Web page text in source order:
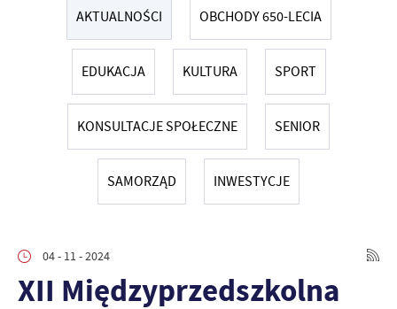
AKTUALNOŚCI OBCHODY 650-LECIA
EDUKACJA KULTURA SPORT
KONSULTACJE SPOŁECZNE SENIOR
SAMORZĄD INWESTYCJE
04 - 11 - 2024
XII Międzyprzedszkolna